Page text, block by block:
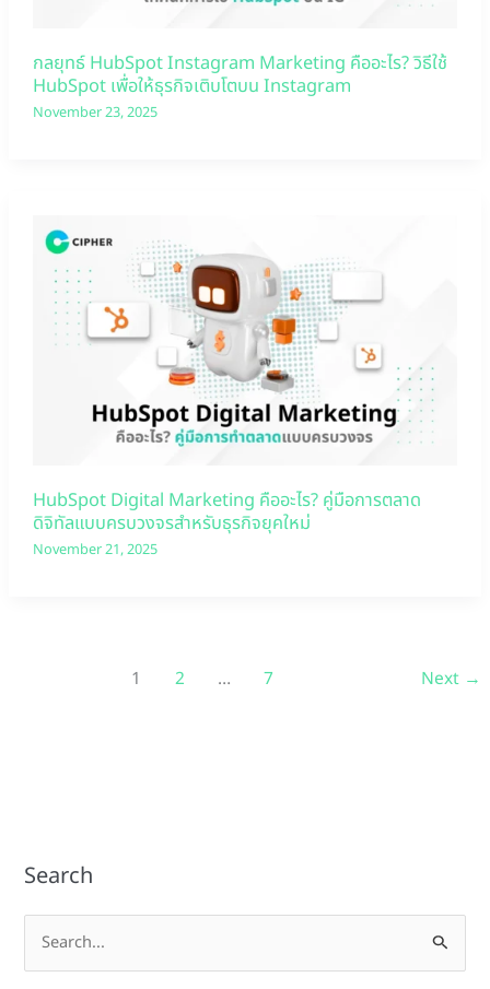
กลยุทธ์ HubSpot Instagram Marketing คืออะไร? วิธีใช้
HubSpot เพื่อให้ธุรกิจเติบโตบน Instagram
November 23, 2025
HubSpot Digital Marketing คืออะไร? คู่มือการตลาด
ดิจิทัลแบบครบวงจรสำหรับธุรกิจยุคใหม่
November 21, 2025
1 2 … 7 Next →
Search
e